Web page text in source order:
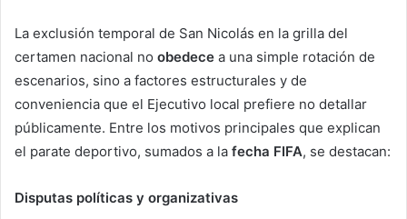
La exclusión temporal de San Nicolás en la grilla del
certamen nacional no obedece a una simple rotación de
escenarios, sino a factores estructurales y de
conveniencia que el Ejecutivo local prefiere no detallar
públicamente. Entre los motivos principales que explican
el parate deportivo, sumados a la fecha FIFA, se destacan:
Disputas políticas y organizativas